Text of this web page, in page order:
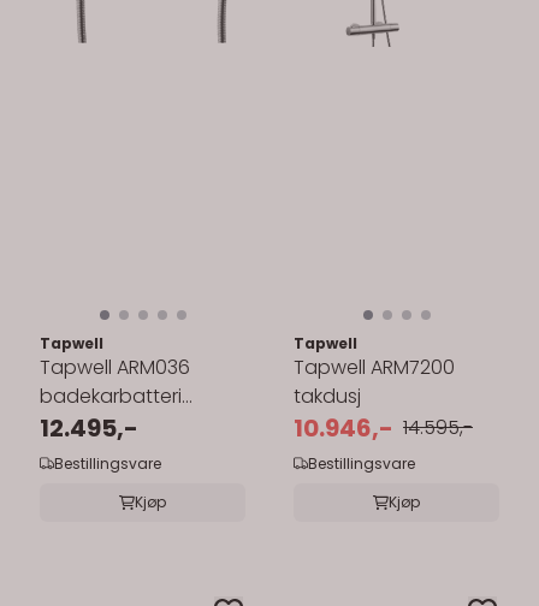
Tapwell
Tapwell ARM036
badekarbatteri
innebygd
12.495,-
Bestillingsvare
Kjøp
Tapwell
Tapwell ARM7200
takdusj
10.946,- 14.595,-
Bestillingsvare
Kjøp